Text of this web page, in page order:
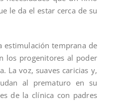
le da el estar cerca de su
estimulación temprana de
los progenitores al poder
La voz, suaves caricias y,
al prematuro en su
de la clínica con padres